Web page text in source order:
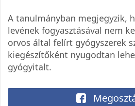
A tanulmányban megjegyzik,
levének fogyasztásával nem
orvos által felírt gyógyszerek
kiegészítőként nyugodtan
gyógyitalt.